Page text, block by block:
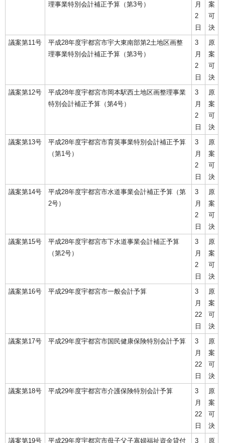
理事業特別会計補正予算（第3号）
月
2
日
案
可
決
議案第11号
平成28年度宇都宮市宇大東南部第2土地区画整
理事業特別会計補正予算（第3号）
3
月
2
日
原
案
可
決
議案第12号
平成28年度宇都宮市岡本駅西土地区画整理事業
特別会計補正予算（第4号）
3
月
2
日
原
案
可
決
議案第13号
平成28年度宇都宮市育英事業特別会計補正予算
（第1号）
3
月
2
日
原
案
可
決
議案第14号
平成28年度宇都宮市水道事業会計補正予算（第
2号）
3
月
2
日
原
案
可
決
議案第15号
平成28年度宇都宮市下水道事業会計補正予算
（第2号）
3
月
2
日
原
案
可
決
議案第16号
平成29年度宇都宮市一般会計予算
3
月
22
日
原
案
可
決
議案第17号
平成29年度宇都宮市国民健康保険特別会計予算
3
月
22
日
原
案
可
決
議案第18号
平成29年度宇都宮市介護保険特別会計予算
3
月
22
日
原
案
可
決
議案第19号
平成29年度宇都宮市母子父子寡婦福祉資金貸付 3 原